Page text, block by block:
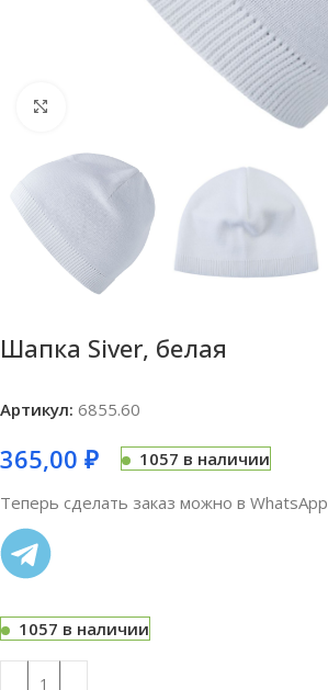
Нажмите, чтобы увеличить
Шапка Siver, белая
Артикул: 6855.60
365,00 ₽
1057 в наличии
Теперь сделать заказ можно в WhatsApp
1057 в наличии